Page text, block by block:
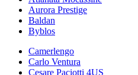
Aurora Prestige
Baldan
Byblos
Camerlengo
Carlo Ventura
Cesare Paciotti 4US